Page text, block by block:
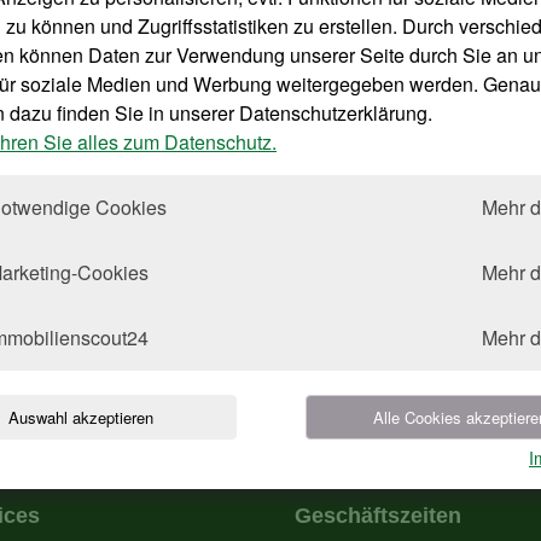
Vertreter der Genossenschaft befassten sich mit folgenden
Bericht über die gesetzliche Prüfung für das Jahr 2024
Vorlage des Lageberichtes und des Jahresabschlusses mit
Bericht des Aufsichtsrates
Feststellung des Jahresabschlusses 2025
Beschlussfassung über die Verwendung des Bilanzgewinns
Entlastung des Aufsichtsrates
Geschäftszeiten
können und Zugriffsstatistiken zu erstellen. Durch
können Daten zur Verwendung unserer Seite durch Sie an
soziale Medien und Werbung weitergegeben werden.
dazu finden Sie in unserer Datenschutzerklärung.
Sie alles zum Datenschutz.
Cookies Mehr
Cookies Mehr
Mehr
Auswahl akzeptieren Alle Cookies